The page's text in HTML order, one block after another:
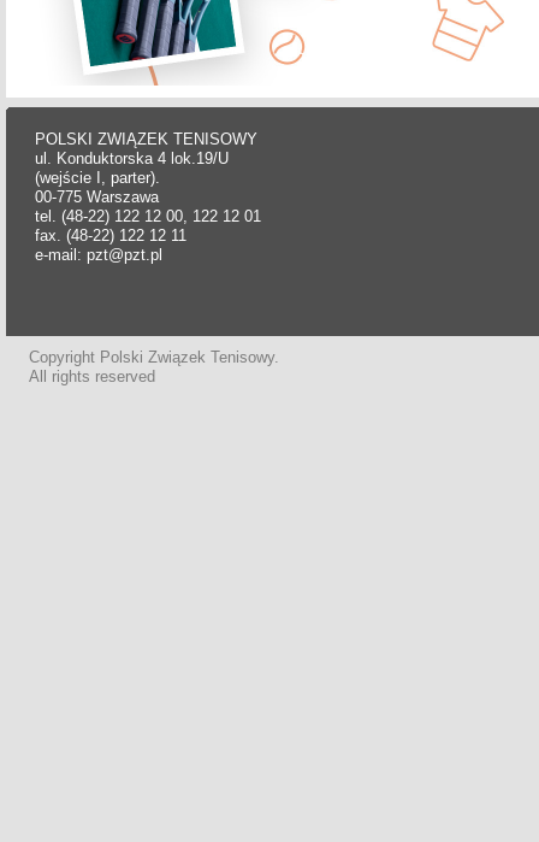
POLSKI ZWIĄZEK TENISOWY
ul. Konduktorska 4 lok.19/U
(wejście I, parter).
00-775 Warszawa
tel. (48-22) 122 12 00, 122 12 01
fax. (48-22) 122 12 11
e-mail: pzt@pzt.pl
Copyright Polski Związek Tenisowy.
All rights reserved